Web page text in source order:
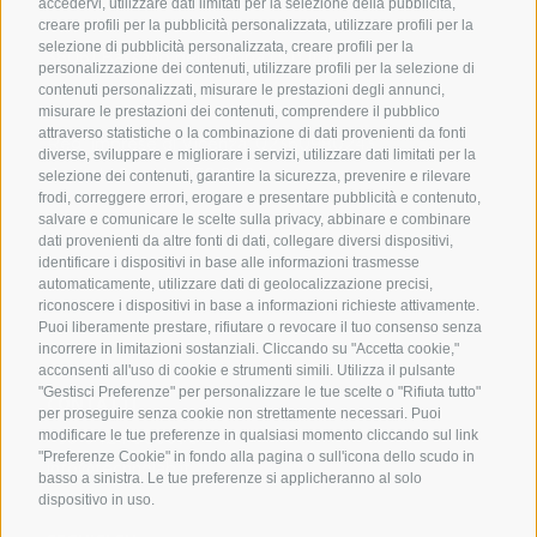
accedervi, utilizzare dati limitati per la selezione della pubblicità,
creare profili per la pubblicità personalizzata, utilizzare profili per la
selezione di pubblicità personalizzata, creare profili per la
personalizzazione dei contenuti, utilizzare profili per la selezione di
contenuti personalizzati, misurare le prestazioni degli annunci,
misurare le prestazioni dei contenuti, comprendere il pubblico
attraverso statistiche o la combinazione di dati provenienti da fonti
diverse, sviluppare e migliorare i servizi, utilizzare dati limitati per la
selezione dei contenuti, garantire la sicurezza, prevenire e rilevare
frodi, correggere errori, erogare e presentare pubblicità e contenuto,
salvare e comunicare le scelte sulla privacy, abbinare e combinare
dati provenienti da altre fonti di dati, collegare diversi dispositivi,
identificare i dispositivi in base alle informazioni trasmesse
automaticamente, utilizzare dati di geolocalizzazione precisi,
riconoscere i dispositivi in base a informazioni richieste attivamente.
Puoi liberamente prestare, rifiutare o revocare il tuo consenso senza
incorrere in limitazioni sostanziali. Cliccando su "Accetta cookie,"
acconsenti all'uso di cookie e strumenti simili. Utilizza il pulsante
"Gestisci Preferenze" per personalizzare le tue scelte o "Rifiuta tutto"
per proseguire senza cookie non strettamente necessari. Puoi
modificare le tue preferenze in qualsiasi momento cliccando sul link
"Preferenze Cookie" in fondo alla pagina o sull'icona dello scudo in
basso a sinistra. Le tue preferenze si applicheranno al solo
dispositivo in uso.
Viale Pecori Giraldi 20/B,
36061 Bassano del Grappa (VI) Italy
P.IVA: 023630980243 – REA n: 225438
Reg. Imprese di Vicenza: 02360980243
Capitale Sociale €30.000 i.v.
Scegli
una
lingua
CONTATTI
+39 0424 500978
info@technolab.it